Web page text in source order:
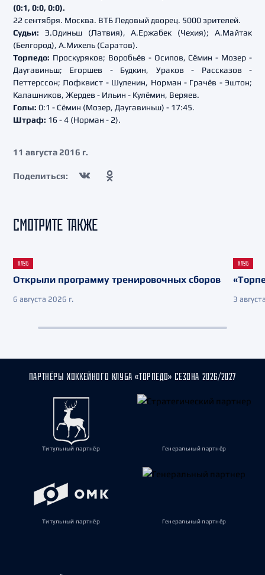
(0:1, 0:0, 0:0).
22 сентября. Москва. ВТБ Ледовый дворец. 5000 зрителей.
Судьи: Э.Одиньш (Латвия), А.Ержабек (Чехия); А.Майтак
(Белгород), А.Михель (Саратов).
Торпедо: Проскуряков; Воробьёв - Осипов, Сёмин - Мозер -
Даугавиньш; Егоршев - Будкин, Ураков - Рассказов -
Петтерссон; Лофквист - Шуленин, Норман - Грачёв - Эштон;
Калашников, Жердев - Ильин - Кулёмин, Веряев.
Голы: 0:1 - Сёмин (Мозер, Даугавиньш) - 17:45.
Штраф: 16 - 4 (Норман - 2).
11 августа 2016 г.
Поделиться:
СМОТРИТЕ ТАКЖЕ
КЛУБ
Открыли программу тренировочных сборов
6 августа 2026 г.
КЛУБ
3
ПАРТНЁРЫ ХОККЕЙНОГО КЛУБА «ТОРПЕДО» СЕЗОНА 2026/2027
Титульный партнёр Генеральный партнёр
Титульный партнёр Генеральный партнёр